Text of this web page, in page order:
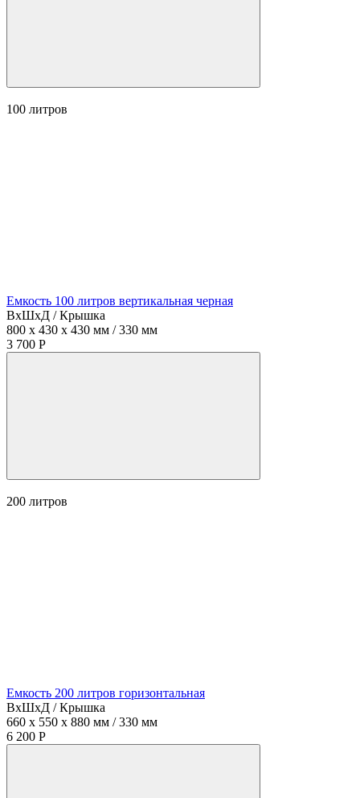
100 литров
Емкость 100 литров вертикальная черная
ВхШхД / Крышка
800 x 430 x 430 мм / 330 мм
3 700 Р
200 литров
Емкость 200 литров горизонтальная
ВхШхД / Крышка
660 x 550 x 880 мм / 330 мм
6 200 Р